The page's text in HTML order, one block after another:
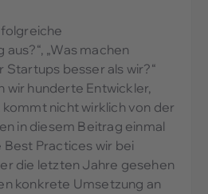
„Was machen
Startups besser als wir?“
wir hunderte Entwickler,
nicht wirklich von der
in diesem Beitrag einmal
Practices wir bei
die letzten Jahre gesehen
konkrete Umsetzung an